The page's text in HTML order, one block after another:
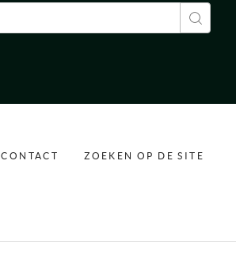
CONTACT ZOEKEN OP DE SITE